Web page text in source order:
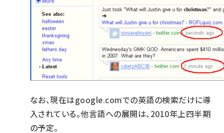
なお、現在はgoogle.comでの英語の検索だけに導
入されている。他言語への展開は、2010年上四半期
の予定。